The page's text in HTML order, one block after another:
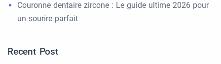
Couronne dentaire zircone : Le guide ultime 2026 pour
un sourire parfait
Recent Post